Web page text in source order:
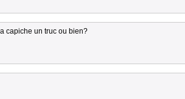
capiche un truc ou bien?